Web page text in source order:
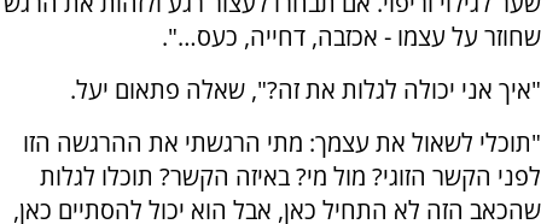
שחוזר על עצמו - אכזבה, דחייה, כעס…".
"איך אני יכולה לגלות את זה?", שאלה פתאום יעל.
"תוכלי לשאול את עצמך: מתי הרגשתי את ההרגשה הזו
לפני הקשר הזוגי? מול מי? באיזה הקשר? תוכלו לגלות
שהכאב הזה לא התחיל כאן, אבל הוא יכול להסתיים כאן,